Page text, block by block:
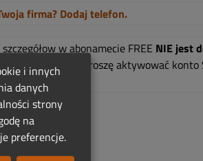
firma? Dodaj telefon.
w abonamecie FREE NIE jest
to Twoja firma, proszę aktywować konto
i innych
danych
strony
na
preferencje.